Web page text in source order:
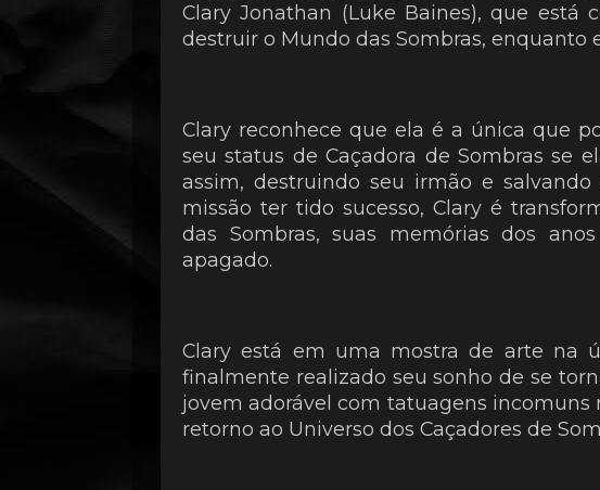
Clary Jonathan (Luke Baines), que está
destruir o Mundo das Sombras, enquanto
Clary reconhece que ela é a única que
seu status de Caçadora de Sombras se
assim, destruindo seu irmão e
missão ter tido sucesso, Clary é
das Sombras, suas memórias dos
apagado.
Clary está em uma mostra de arte na
finalmente realizado seu sonho de se
jovem adorável com tatuagens incomuns
retorno ao Universo dos Caçadores de